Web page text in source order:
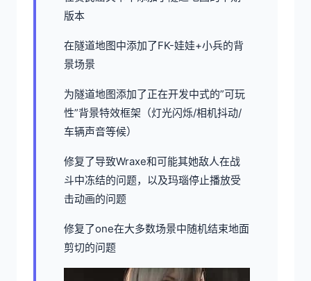
版本
在隧道地图中添加了FK-娃娃+小兵的背
景场景
为隧道地图添加了正在开发中式的”可玩
性”背景特效框架（灯光闪烁/相机抖动/
车辆声音等候）
修复了导致Wraxe和可能其她敌人在战
斗中冻结的问题，以及玛瑙停止播放受
击动画的问题
修复了one在大多数场景中随机结束地面
剪切的问题